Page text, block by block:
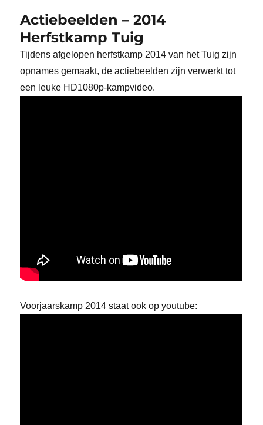
Actiebeelden – 2014
Herfstkamp Tuig
Tijdens afgelopen herfstkamp 2014 van het Tuig zijn
opnames gemaakt, de actiebeelden zijn verwerkt tot
een leuke HD1080p-kampvideo.
Voorjaarskamp 2014 staat ook op youtube: